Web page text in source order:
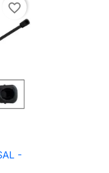
favorite_border
-